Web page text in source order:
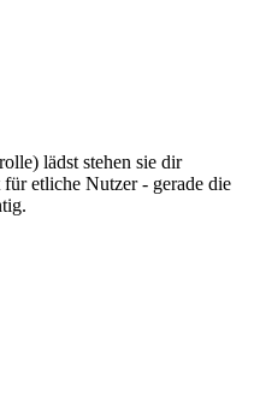
lädst stehen sie dir
etliche Nutzer - gerade die